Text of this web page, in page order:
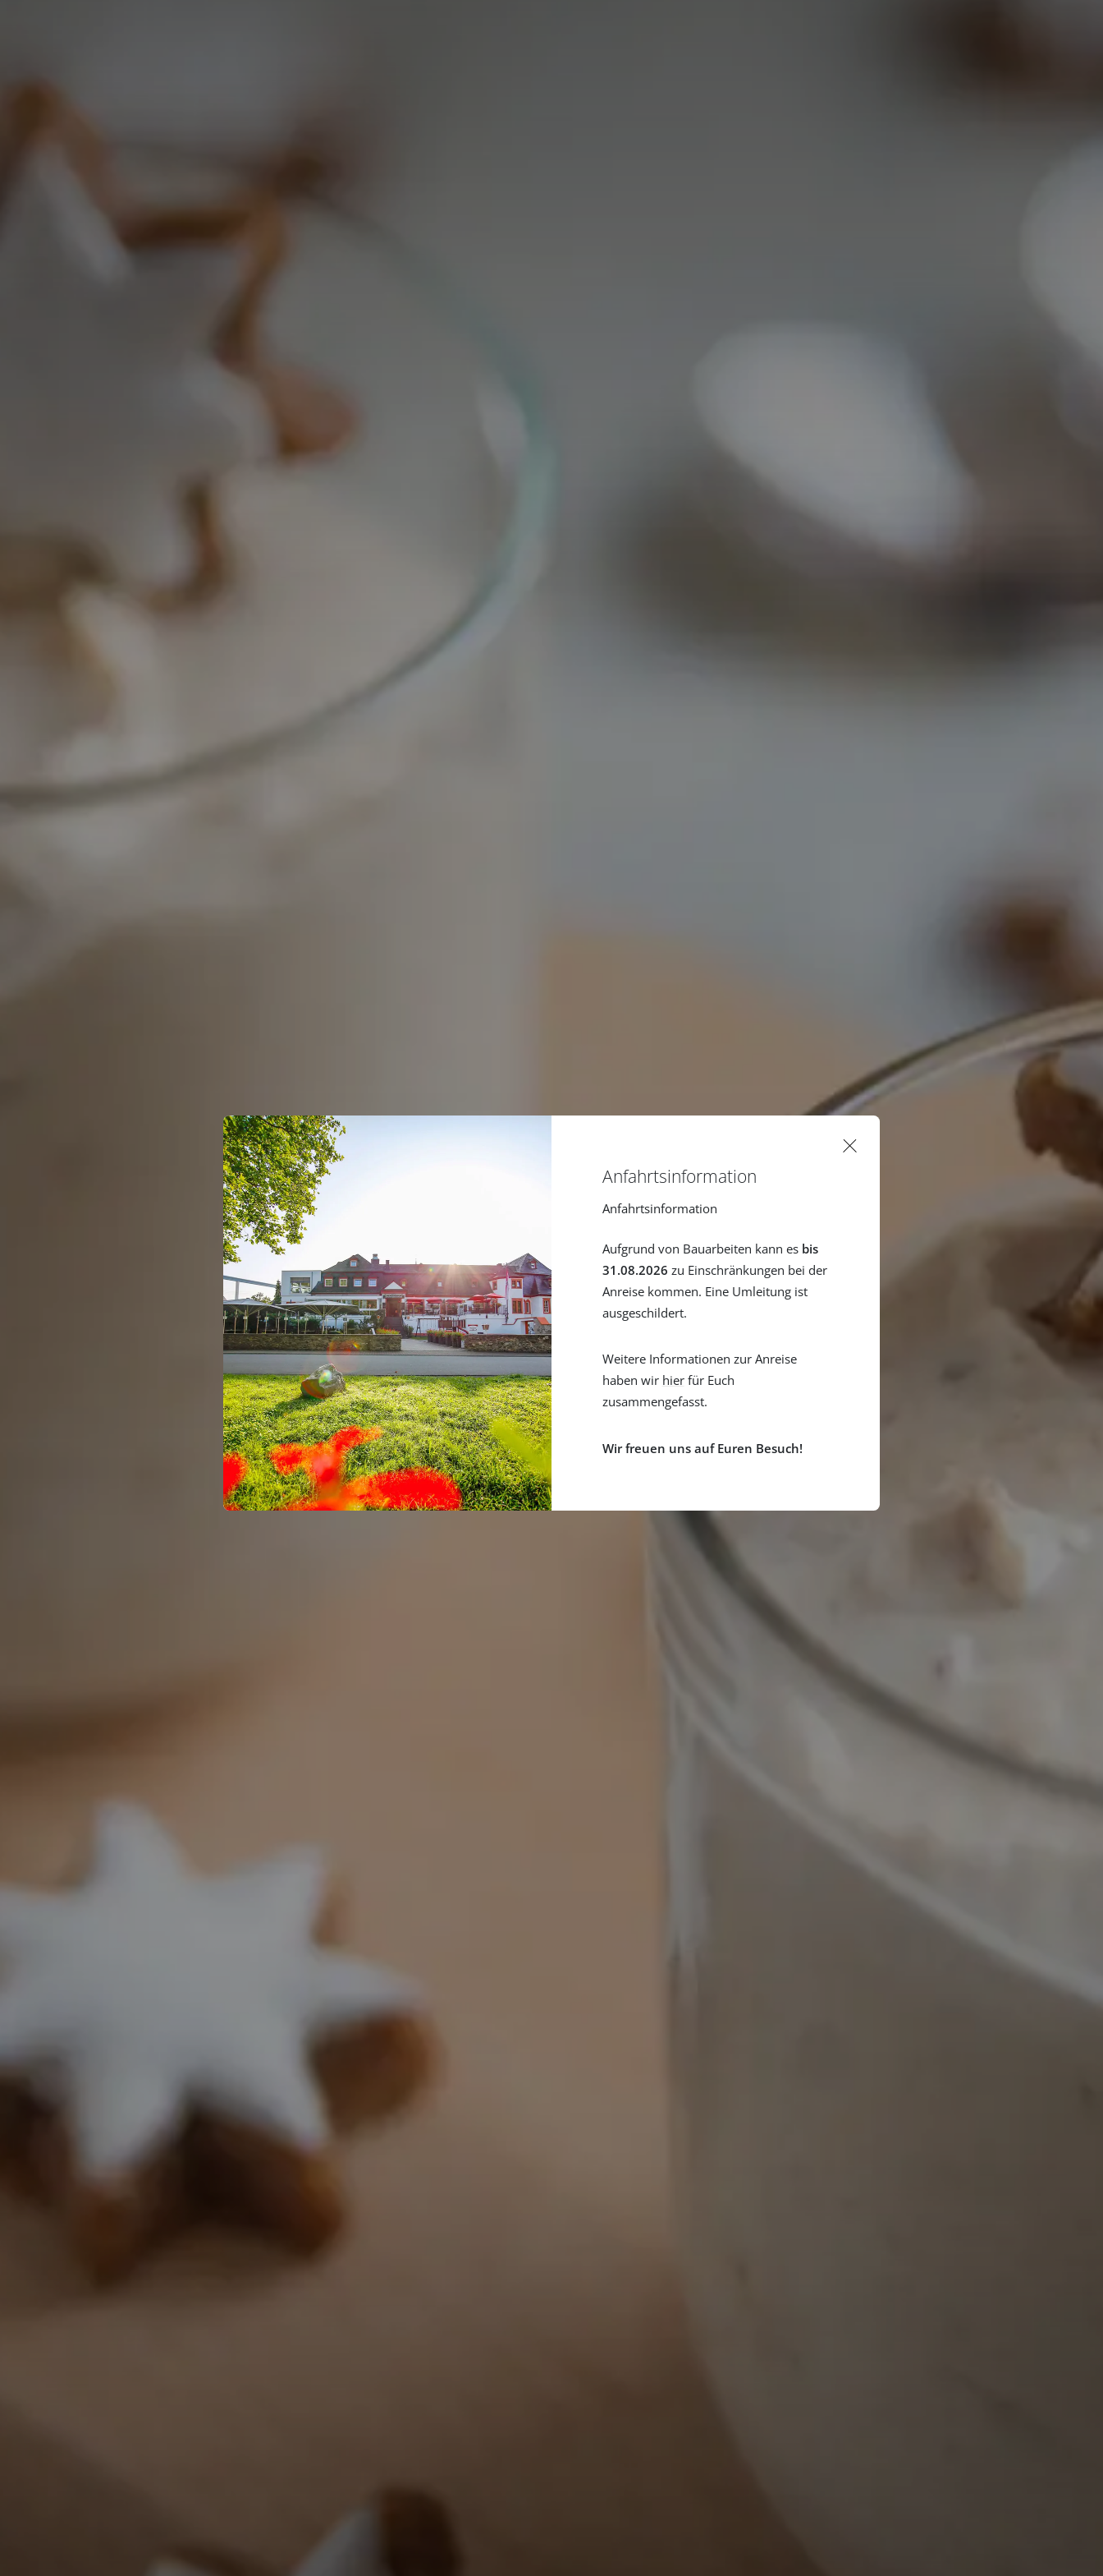
Anfahrtsinformation
Anfahrtsinformation
Aufgrund von Bauarbeiten kann es bis
31.08.2026 zu Einschränkungen bei der
Anreise kommen. Eine Umleitung ist
ausgeschildert.
Weitere Informationen zur Anreise
haben wir hierfür Euch
zusammengefasst.
Wir freuen uns auf Euren Besuch!